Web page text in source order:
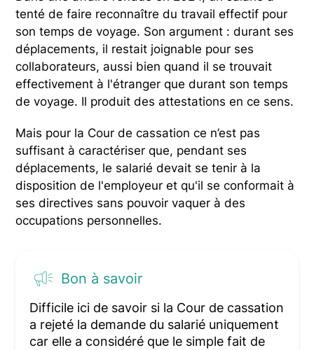
tenté de faire reconnaître du travail effectif pour
son temps de voyage. Son argument : durant ses
déplacements, il restait joignable pour ses
collaborateurs, aussi bien quand il se trouvait
effectivement à l'étranger que durant son temps
de voyage. Il produit des attestations en ce sens.
Mais pour la Cour de cassation ce n’est pas
suffisant à caractériser que, pendant ses
déplacements, le salarié devait se tenir à la
disposition de l'employeur et qu'il se conformait à
ses directives sans pouvoir vaquer à des
occupations personnelles.
Bon à savoir
Difficile ici de savoir si la Cour de cassation
a rejeté la demande du salarié uniquement
car elle a considéré que le simple fait de